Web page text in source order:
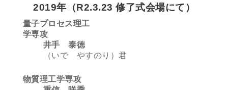
2019年（R2.3.23 修了式会場にて）
量子プロセス理工
学専攻
井手 泰徳
（いで やすのり）君
物質理工学専攻